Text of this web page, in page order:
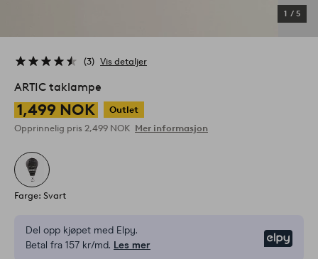
1 / 5
3 Vis detaljer
ARTIC taklampe
1,499 NOK
Outlet
Opprinnelig pris 2,499 NOK Mer informasjon
Farge: Svart
Del opp kjøpet med Elpy.
Betal fra 157 kr/md. Les mer